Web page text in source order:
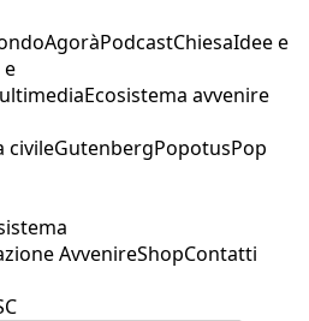
AgoràPodcastChiesaIdee e
e
Ecosistema avvenire
civileGutenbergPopotusPop
AvvenireShopContatti